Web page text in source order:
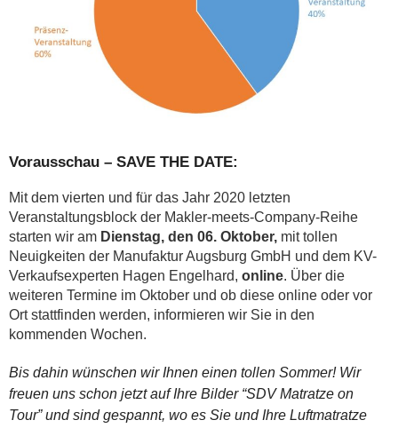
Vorausschau – SAVE THE DATE:
Mit dem vierten und für das Jahr 2020 letzten
Veranstaltungsblock der Makler-meets-Company-Reihe
starten wir am Dienstag, den 06. Oktober, mit tollen
Neuigkeiten der Manufaktur Augsburg GmbH und dem KV-
Verkaufsexperten Hagen Engelhard, online. Über die
weiteren Termine im Oktober und ob diese online oder vor
Ort stattfinden werden, informieren wir Sie in den
kommenden Wochen.
Bis dahin wünschen wir Ihnen einen tollen Sommer! Wir
freuen uns schon jetzt auf Ihre Bilder “SDV Matratze on
Tour” und sind gespannt, wo es Sie und Ihre Luftmatratze